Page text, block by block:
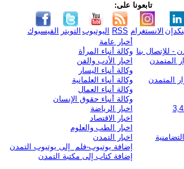
تابعونا على:
الفيسبوك التويتر اليوتيوب RSS الانستغرام
- للإتصال بنا
المتمدن
المتمدن
أخبار عامة
وكالة أنباء المرأة
اخبار الأدب والفن
وكالة أنباء اليسار
وكالة أنباء العلمانية
وكالة أنباء العمال
وكالة أنباء حقوق الإنسان
اخبار الرياضة
اخبار الاقتصاد
اخبار الطب والعلوم
اخبار التمدن
إضافة يوتيوب-فلم إلى يوتيوب التمدن
إضافة كتاب إلى مكتبة التمدن